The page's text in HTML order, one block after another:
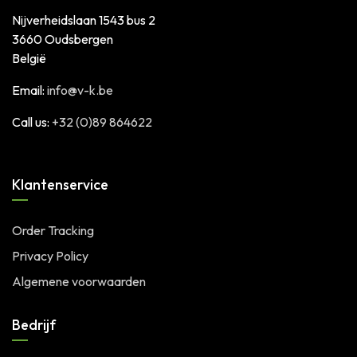
Nijverheidslaan 1543 bus 2
3660 Oudsbergen
België
Email: info@v-k.be
Call us: +32 (0)89 864622
Klantenservice
Order Tracking
Privacy Policy
Algemene voorwaarden
Bedrijf